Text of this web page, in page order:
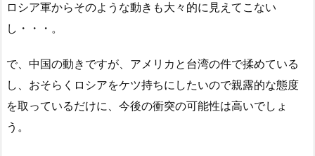
ロシア軍からそのような動きも大々的に見えてこない
し・・・。
で、中国の動きですが、アメリカと台湾の件で揉めている
し、おそらくロシアをケツ持ちにしたいので親露的な態度
を取っているだけに、今後の衝突の可能性は高いでしょ
う。